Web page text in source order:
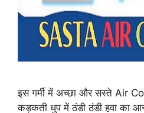
इस गर्मी में अच्छा और सस्ते Air
कड़कती धुप में ठंडी ठंडी हवा